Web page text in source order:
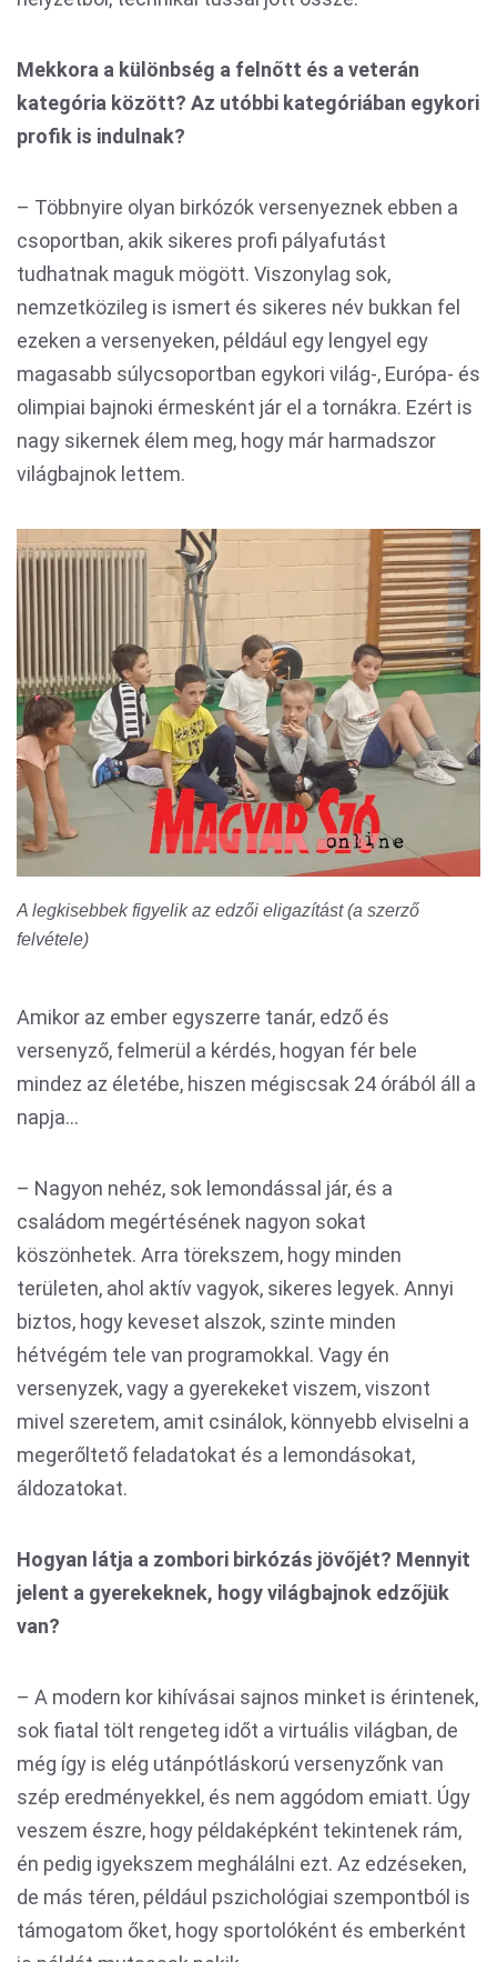
Mekkora a különbség a felnőtt és a veterán
kategória között? Az utóbbi kategóriában egykori
profik is indulnak?
– Többnyire olyan birkózók versenyeznek ebben a
csoportban, akik sikeres profi pályafutást
tudhatnak maguk mögött. Viszonylag sok,
nemzetközileg is ismert és sikeres név bukkan fel
ezeken a versenyeken, például egy lengyel egy
magasabb súlycsoportban egykori világ-, Európa- és
olimpiai bajnoki érmesként jár el a tornákra. Ezért is
nagy sikernek élem meg, hogy már harmadszor
világbajnok lettem.
A legkisebbek figyelik az edzői eligazítást (a szerző
felvétele)
Amikor az ember egyszerre tanár, edző és
versenyző, felmerül a kérdés, hogyan fér bele
mindez az életébe, hiszen mégiscsak 24 órából áll a
napja…
– Nagyon nehéz, sok lemondással jár, és a
családom megértésének nagyon sokat
köszönhetek. Arra törekszem, hogy minden
területen, ahol aktív vagyok, sikeres legyek. Annyi
biztos, hogy keveset alszok, szinte minden
hétvégém tele van programokkal. Vagy én
versenyzek, vagy a gyerekeket viszem, viszont
mivel szeretem, amit csinálok, könnyebb elviselni a
megerőltető feladatokat és a lemondásokat,
áldozatokat.
Hogyan látja a zombori birkózás jövőjét? Mennyit
jelent a gyerekeknek, hogy világbajnok edzőjük
van?
– A modern kor kihívásai sajnos minket is érintenek,
sok fiatal tölt rengeteg időt a virtuális világban, de
még így is elég utánpótláskorú versenyzőnk van
szép eredményekkel, és nem aggódom emiatt. Úgy
veszem észre, hogy példaképként tekintenek rám,
én pedig igyekszem meghálálni ezt. Az edzéseken,
de más téren, például pszichológiai szempontból is
támogatom őket, hogy sportolóként és emberként